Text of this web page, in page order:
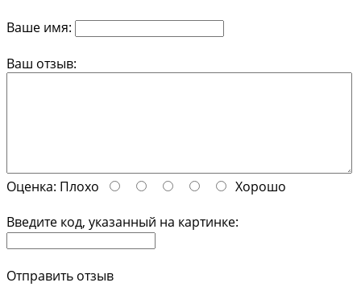
Ваше имя:
Ваш отзыв:
Оценка: Плохо
Хорошо
Введите код, указанный на картинке:
Отправить отзыв